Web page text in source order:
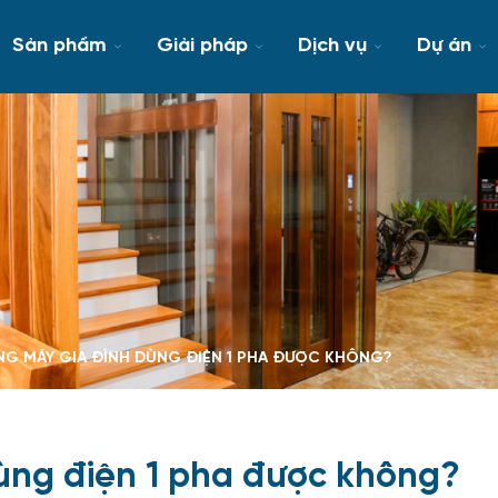
Sản phẩm Giải pháp Dịch vụ Dự án
MÁY GIA ĐÌNH DÙNG ĐIỆN 1 PHA ĐƯỢC KHÔNG?
điện 1 pha được không?